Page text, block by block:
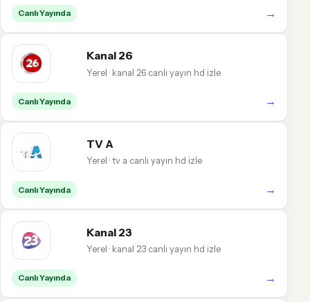
Canlı Yayında →
Kanal 26
Yerel · kanal 26 canlı yayın hd izle
Canlı Yayında →
TV A
Yerel · tv a canlı yayın hd izle
Canlı Yayında →
Kanal 23
Yerel · kanal 23 canlı yayın hd izle
Canlı Yayında →